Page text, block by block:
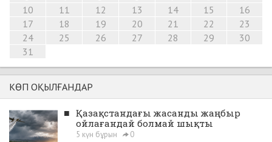
10
11 12 13 14 15
16
17
18 19 20 21 22
23
24
25 26 27 28 29
30
31
КӨП ОҚЫЛҒАНДАР
■ Қазақстандағы жасанды жаңбыр
ойлағандай болмай шықты
5 күн бұрын 0